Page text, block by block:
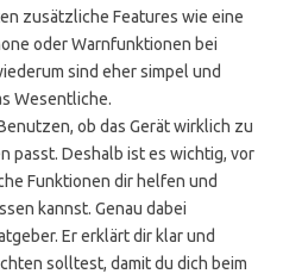
zusätzliche Features wie eine
oder Warnfunktionen bei
sind eher simpel und
Wesentliche.
ob das Gerät wirklich zu
passt. Deshalb ist es wichtig, vor
Funktionen dir helfen und
kannst. Genau dabei
Er erklärt dir klar und
solltest, damit du dich beim